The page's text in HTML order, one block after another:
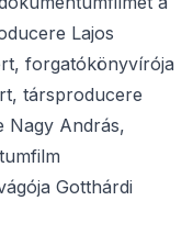
Lajos
forgatókönyvírója
társproducere
Nagy András,
Gotthárdi